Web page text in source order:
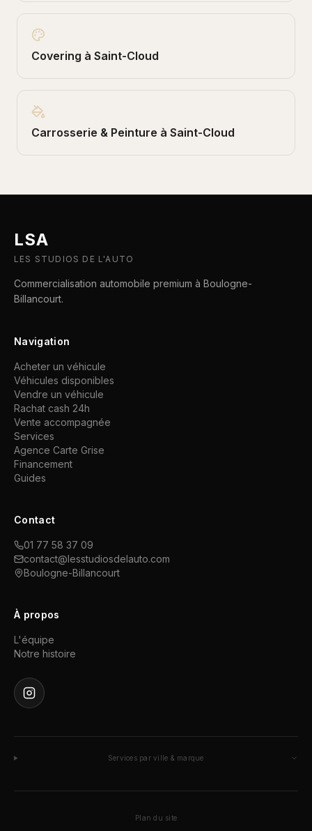
Covering à Saint-Cloud
Carrosserie & Peinture à Saint-Cloud
LSA
LES STUDIOS DE L'AUTO
Commercialisation automobile premium à Boulogne-
Billancourt.
Navigation
Acheter un véhicule
Véhicules disponibles
Vendre un véhicule
Rachat cash 24h
Vente accompagnée
Services
Agence Carte Grise
Financement
Guides
Contact
01 77 58 37 09
contact@lesstudiosdelauto.com
Boulogne-Billancourt
À propos
L'équipe
Notre histoire
Services par ville & marque
Plan du site